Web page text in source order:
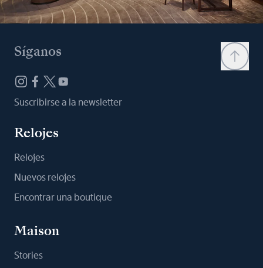
Síganos
Suscribirse a la newsletter
Relojes
Relojes
Nuevos relojes
Encontrar una boutique
Maison
Stories